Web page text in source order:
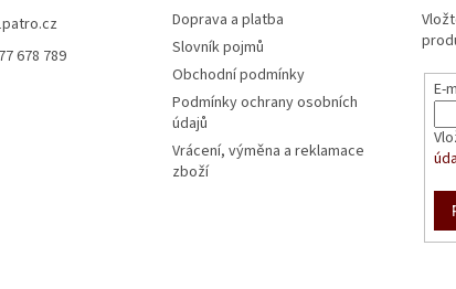
678 789
Doprava a platba
Slovník pojmů
Obchodní podmínky
Podmínky ochrany osobních
údajů
Vrácení, výměna a reklamace
zboží
E-